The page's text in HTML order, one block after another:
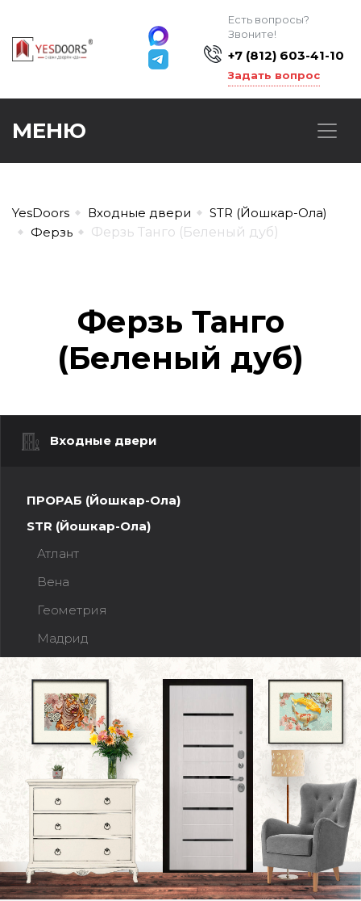
Есть вопросы?
Звоните!
+7 (812) 603-41-10
Задать вопрос
МЕНЮ
YesDoors Входные двери
STR (Йошкар-Ола)
Ферзь
Ферзь Танго (Беленый дуб)
Ферзь Танго
(Беленый дуб)
Входные двери
ПРОРАБ (Йошкар-Ола)
STR (Йошкар-Ола)
Атлант
Вена
Геометрия
Мадрид
Рельеф
Ферзь
Ферзь Зеркало МАХ (эмалит Белый)
Ферзь Зеркало МАХ (эмалит Серый)
Ферзь Зеркало ОПТИМА (эмалит Белый)
Ферзь Зеркало ПРЕСТИЖ (Капучино)
Ферзь Бостон (эмаль Арктика)
Ферзь Графика (эмалит Белый)
СТАЛЬНЫЕ ДВЕРИ (Распродажа)
Межкомнатные двери
Арки